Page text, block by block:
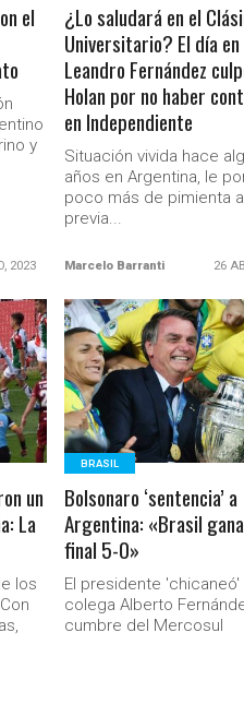
el
y
2023
¿Lo saludará en el
Universitario? El día en
Leandro Fernández
Holan por no haber
en Independiente
Situación vivida hace
años en Argentina, le
poco más de pimienta
previa...
Marcelo Barranti 26
un
La
los
LEER MÁS
BRASIL
Bolsonaro ‘sentencia’ a
Argentina: «Brasil
final 5-0»
El presidente 'chicaneó'
colega Alberto
cumbre del Mercosul